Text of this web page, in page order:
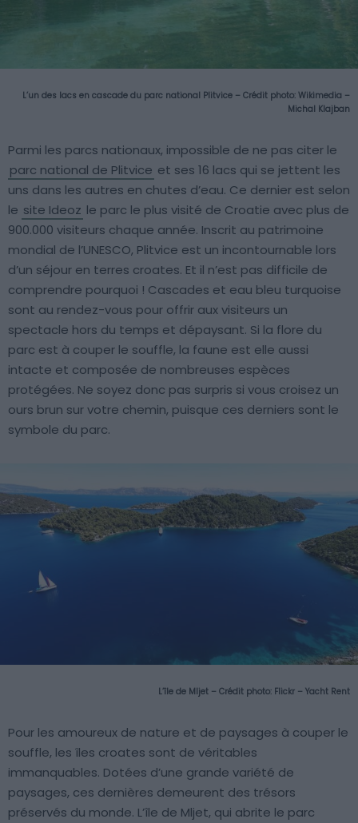
L’un des lacs en cascade du parc national Plitvice – Crédit photo: Wikimedia –
Michal Klajban
Parmi les parcs nationaux, impossible de ne pas citer le
parc national de Plitvice et ses 16 lacs qui se jettent les
uns dans les autres en chutes d’eau. Ce dernier est selon
le site Ideoz le parc le plus visité de Croatie avec plus de
900.000 visiteurs chaque année. Inscrit au patrimoine
mondial de l’UNESCO, Plitvice est un incontournable lors
d’un séjour en terres croates. Et il n’est pas difficile de
comprendre pourquoi ! Cascades et eau bleu turquoise
sont au rendez-vous pour offrir aux visiteurs un
spectacle hors du temps et dépaysant. Si la flore du
parc est à couper le souffle, la faune est elle aussi
intacte et composée de nombreuses espèces
protégées. Ne soyez donc pas surpris si vous croisez un
ours brun sur votre chemin, puisque ces derniers sont le
symbole du parc.
L’île de Mljet – Crédit photo: Flickr – Yacht Rent
Pour les amoureux de nature et de paysages à couper le
souffle, les îles croates sont de véritables
immanquables. Dotées d’une grande variété de
paysages, ces dernières demeurent des trésors
préservés du monde. L’île de Mljet, qui abrite le parc